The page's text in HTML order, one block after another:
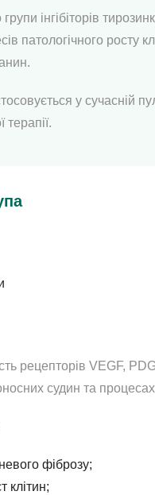
інгібіторів
патологічного росту
у сучасній
терапії.
рецепторів VEGF,
судин та процесах
фіброзу;
клітин;